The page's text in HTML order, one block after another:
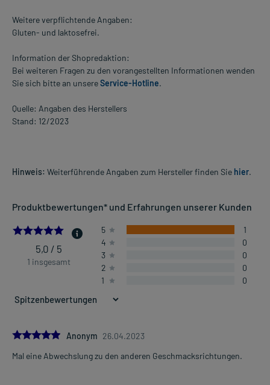
Weitere verpflichtende Angaben:
Gluten- und laktosefrei.
Information der Shopredaktion:
Bei weiteren Fragen zu den vorangestellten Informationen wenden
Sie sich bitte an unsereService-Hotline.
Quelle: Angaben des Herstellers
Stand: 12/2023
Hinweis: Weiterführende Angaben zum Hersteller finden Sie hier.
Produktbewertungen* und Erfahrungen unserer Kunden
5.0
5,0 / 5
1 insgesamt
5
1
4
0
3
0
2
0
1
0
5.0Anonym 26.04.2023
Mal eine Abwechslung zu den anderen Geschmacksrichtungen.